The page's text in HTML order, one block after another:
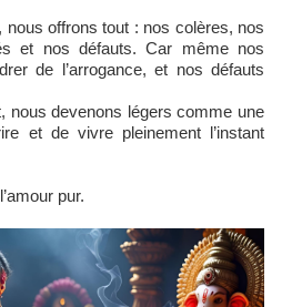
nous offrons tout : nos colères, nos
et nos défauts. Car même nos
de l’arrogance, et nos défauts
nous devenons légers comme une
et de vivre pleinement l’instant
pur.